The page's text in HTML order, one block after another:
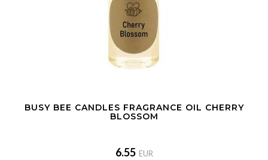
BUSY BEE CANDLES FRAGRANCE OIL CHERRY
BLOSSOM
6.55 EUR